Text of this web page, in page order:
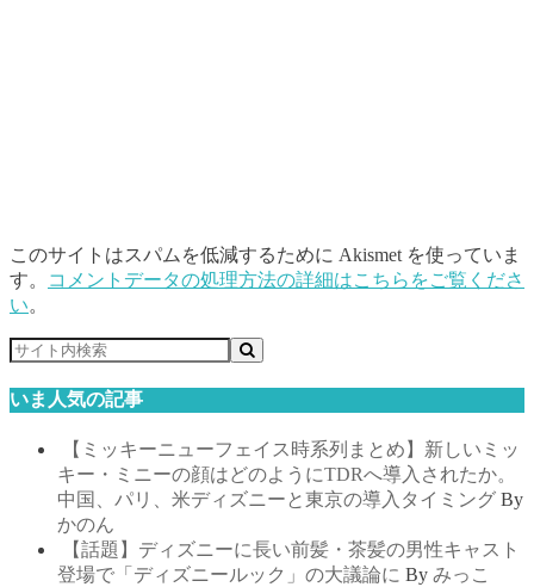
このサイトはスパムを低減するために Akismet を使っていま
す。
コメントデータの処理方法の詳細はこちらをご覧くださ
い。
いま人気の記事
【ミッキーニューフェイス時系列まとめ】新しいミッ
キー・ミニーの顔はどのようにTDRへ導入されたか。
中国、パリ、米ディズニーと東京の導入タイミング By
かのん
【話題】ディズニーに長い前髪・茶髪の男性キャスト
登場で「ディズニールック」の大議論に By みっこ